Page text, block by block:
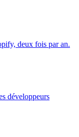
deux fois par an.
développeurs